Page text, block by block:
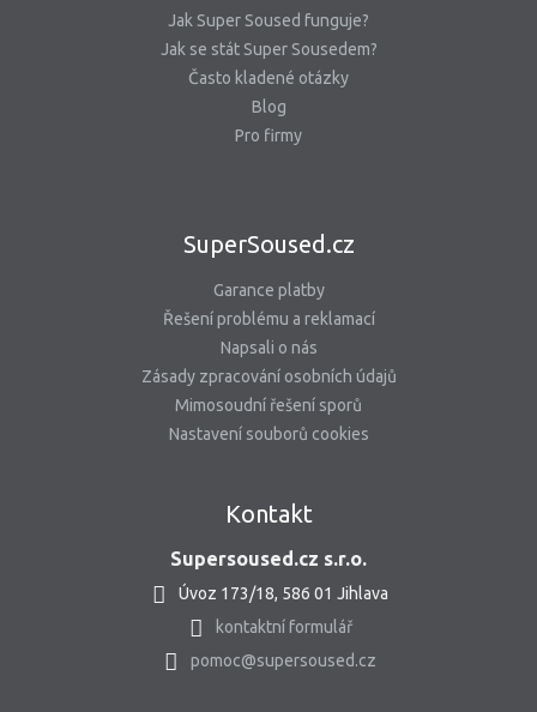
Jak Super Soused funguje?
Jak se stát Super Sousedem?
Často kladené otázky
Blog
Pro firmy
SuperSoused.cz
Garance platby
Řešení problému a reklamací
Napsali o nás
Zásady zpracování osobních údajů
Mimosoudní řešení sporů
Nastavení souborů cookies
Kontakt
Supersoused.cz s.r.o.
Úvoz 173/18, 586 01 Jihlava
kontaktní formulář
pomoc@supersoused.cz